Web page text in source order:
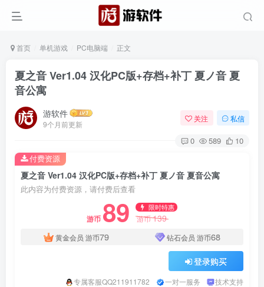
首页 单机游戏 PC电脑端 正文
夏之音 Ver1.04 汉化PC版+存档+补丁 夏ノ音 夏
音公寓
游软件
9个月前更新
关注 私信
0 589 10
夏之音 Ver1.04 汉化PC版+存档+补丁 夏ノ音 夏音公寓
此内容为付费资源，请付费后查看
游币 89 限时特惠
游币139
黄金会员 游币79 钻石会员 游币68
登录购买
专属客服QQ211911782 一对一服务 技术支持
付费资源